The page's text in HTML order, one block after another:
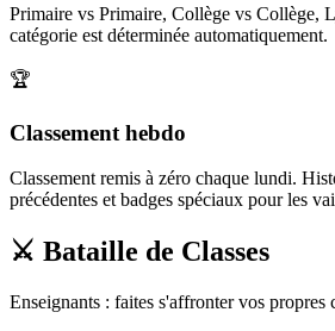
Primaire vs Primaire, Collège vs Collège,
catégorie est déterminée automatiquement.
🏆
Classement hebdo
Classement remis à zéro chaque lundi.
précédentes et badges spéciaux pour les
⚔️ Bataille de Classes
Enseignants : faites s'affronter vos propres